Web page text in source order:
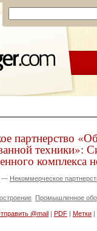
партнерство
техники»:
комплекса
— Некоммерческое
Промышленное
@mail PDF Метки